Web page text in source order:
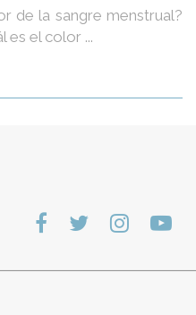
de la sangre menstrual?
es el color ...